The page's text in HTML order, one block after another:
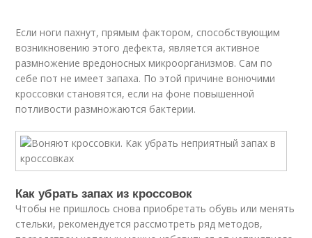
Если ноги пахнут, прямым фактором, способствующим
возникновению этого дефекта, является активное
размножение вредоносных микроорганизмов. Сам по
себе пот не имеет запаха. По этой причине вонючими
кроссовки становятся, если на фоне повышенной
потливости размножаются бактерии.
Как убрать запах из кроссовок
Чтобы не пришлось снова приобретать обувь или менять
стельки, рекомендуется рассмотреть ряд методов,